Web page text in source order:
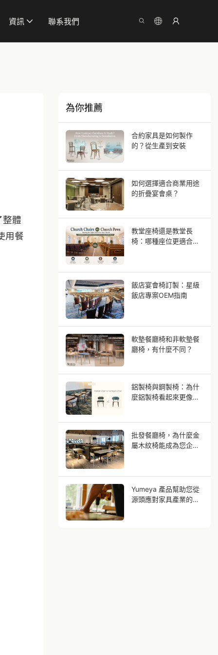
資訊 聯系我們
整體
用餐
為你推薦
合約家具是如何製作
的？從生產到安裝
如何選擇適合商業用途
的折疊宴會桌？
教堂座椅還是教堂長
椅：哪種座位更適合您
飯店宴會椅訂製：星級
飯店專案OEM指南
軟墊餐廳椅和非軟墊餐
廳椅，有什麼不同？
鋁製椅與鋼製椅：為什
麼鋁製椅看起來更像實
批發餐廳椅，為什麼金
屬木紋椅能成為您企業
Yumeya 產品幫助您從
源頭應對家具產業的勞